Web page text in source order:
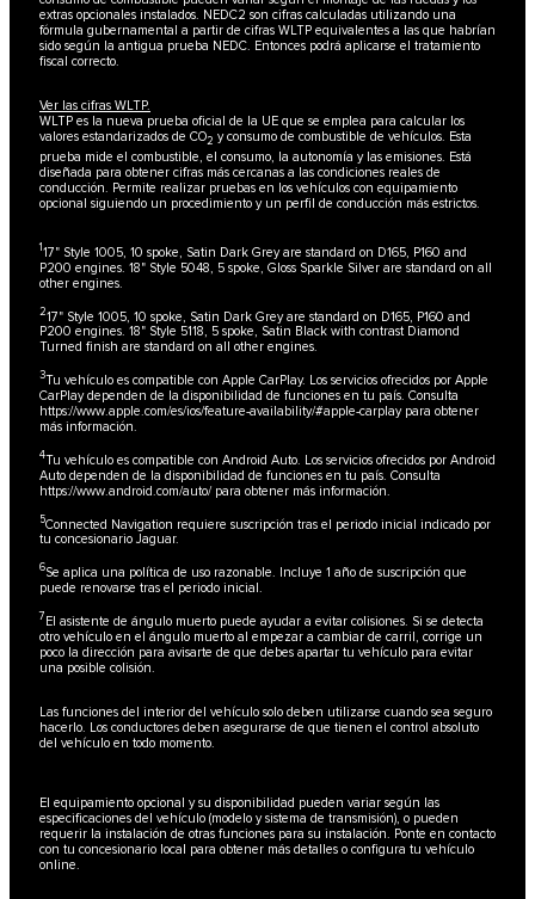
extras opcionales instalados. NEDC2 son cifras calculadas utilizando una
fórmula gubernamental a partir de cifras WLTP equivalentes a las que habrían
sido según la antigua prueba NEDC. Entonces podrá aplicarse el tratamiento
fiscal correcto.
Ver las cifras WLTP.
WLTP es la nueva prueba oficial de la UE que se emplea para calcular los
valores estandarizados de CO2 y consumo de combustible de vehículos. Esta
prueba mide el combustible, el consumo, la autonomía y las emisiones. Está
diseñada para obtener cifras más cercanas a las condiciones reales de
conducción. Permite realizar pruebas en los vehículos con equipamiento
opcional siguiendo un procedimiento y un perfil de conducción más estrictos.
117" Style 1005, 10 spoke, Satin Dark Grey are standard on D165, P160 and
P200 engines. 18" Style 5048, 5 spoke, Gloss Sparkle Silver are standard on all
other engines.
217" Style 1005, 10 spoke, Satin Dark Grey are standard on D165, P160 and
P200 engines. 18" Style 5118, 5 spoke, Satin Black with contrast Diamond
Turned finish are standard on all other engines.
3Tu vehículo es compatible con Apple CarPlay. Los servicios ofrecidos por Apple
CarPlay dependen de la disponibilidad de funciones en tu país. Consulta
https://www.apple.com/es/ios/feature-availability/#apple-carplaypara obtener
más información.
4Tu vehículo es compatible con Android Auto. Los servicios ofrecidos por Android
Auto dependen de la disponibilidad de funciones en tu país. Consulta
https://www.android.com/auto/para obtener más información.
5Connected Navigation requiere suscripción tras el periodo inicial indicado por
tu concesionario Jaguar.
6Se aplica una política de uso razonable. Incluye 1 año de suscripción que
puede renovarse tras el periodo inicial.
7El asistente de ángulo muerto puede ayudar a evitar colisiones. Si se detecta
otro vehículo en el ángulo muerto al empezar a cambiar de carril, corrige un
poco la dirección para avisarte de que debes apartar tu vehículo para evitar
una posible colisión.
Las funciones del interior del vehículo solo deben utilizarse cuando sea seguro
hacerlo. Los conductores deben asegurarse de que tienen el control absoluto
del vehículo en todo momento.
El equipamiento opcional y su disponibilidad pueden variar según las
especificaciones del vehículo (modelo y sistema de transmisión), o pueden
requerir la instalación de otras funciones para su instalación. Ponte en contacto
con tu concesionario local para obtener más detalles o configura tu vehículo
online.